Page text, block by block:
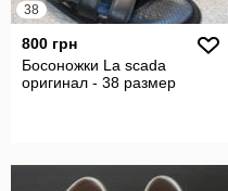
38
800 грн
Босоножки La scada
оригинал - 38 размер